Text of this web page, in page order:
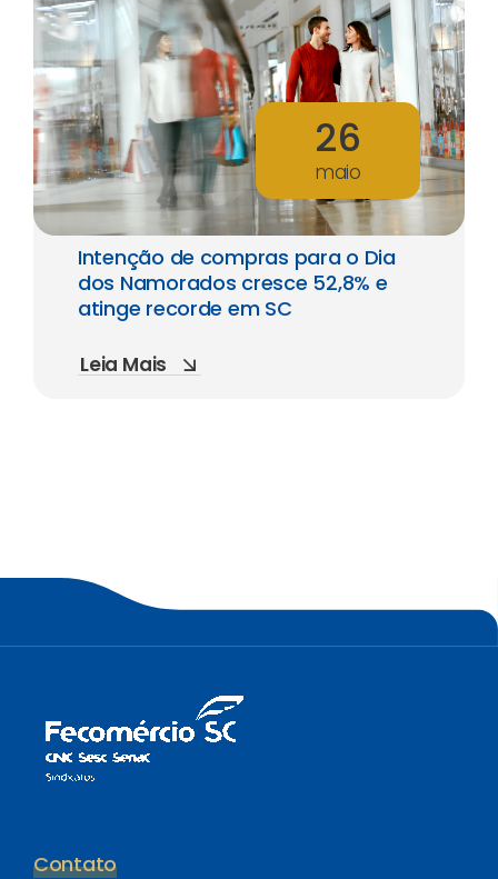
26
maio
Intenção de compras para o Dia
dos Namorados cresce 52,8% e
atinge recorde em SC
Leia Mais
Contato